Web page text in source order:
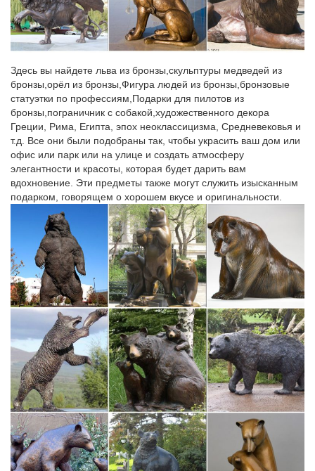
natalie-pittman.love4top.ru/9
Доступные цены на весь спектр услуг.
Перейти на гверсйлла.рус
Классные для мальчиков на аву.
Последние Новости Омска и Омской области | top55.info
Сайт находится на реконструкции.
Государственный музей изобразительных искусств им….
Онлайн-продажа билетов на мероприятие завершена. О
наличии билетов в кассах Музея Вы можете узнать по
контактным телефонам Музея, указанным на сайте.
Database Error
cheboksary.ru/chuv/677/10
Утверждены предельные цены на услуги городских парков.
MySQL Fatal Error
Евросеть» снизила цены на популярные модели ноутбуков.
Notice: Use of undefined constant DEBUGMODE – assumed…
Казань Ярославль билеты на автобус цены и расписание.
Государственный музей искусств имени И. В. Савицкого…
lalmp3.net/download/Q/JG0YixcNlYI.html
Цены на продукты в Польше 2017 Обзор магазина
Biedronka.mp3.
Здесь вы найдете льва из бронзы,скульптуры медведей из
бронзы,орёл из бронзы,Фигура людей из бронзы,бронзовые
статуэтки по профессиям,Подарки для пилотов из
бронзы,пограничник с собакой,художественного декора
Греции, Рима, Египта, эпох неоклассицизма, Средневековья и
т.д. Все они были подобраны так, чтобы украсить ваш дом или
офис или парк или на улице и создать атмосферу
элегантности и красоты, которая будет дарить вам
вдохновение. Эти предметы также могут служить изысканным
подарком, говорящем о хорошем вкусе и оригинальности.